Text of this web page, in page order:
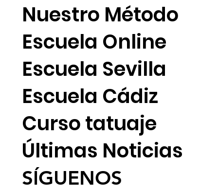
Nuestro Método
Escuela Online
Escuela Sevilla
Escuela Cádiz
Curso tatuaje
Últimas Noticias
SÍGUENOS